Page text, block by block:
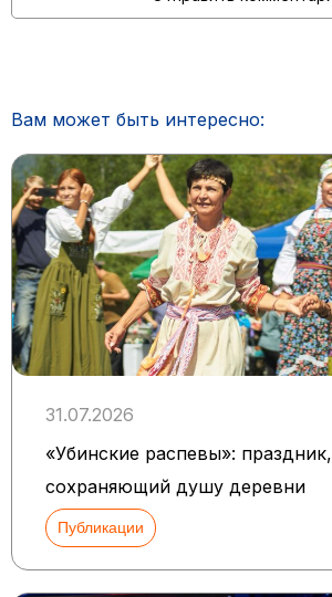
Вам может быть интересно:
31.07.2026
«Убинские распевы»: праздник,
сохраняющий душу деревни
Публикации